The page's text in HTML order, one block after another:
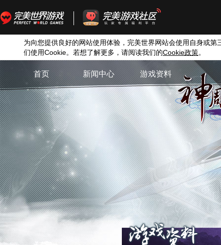
为向您提供良好的网站使用体验，完美世界网站会使用自身或第
们使用Cookie。若想了解更多，请阅读我们的Cookie政策。
首页 新闻中心 游戏资料